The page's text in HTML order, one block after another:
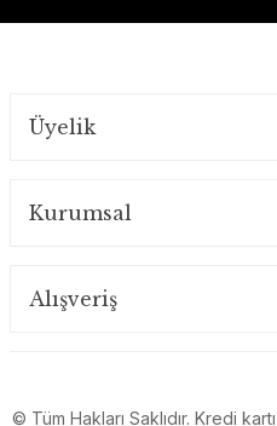
Üyelik
Kurumsal
Alışveriş
© Tüm Hakları Saklıdır. Kredi